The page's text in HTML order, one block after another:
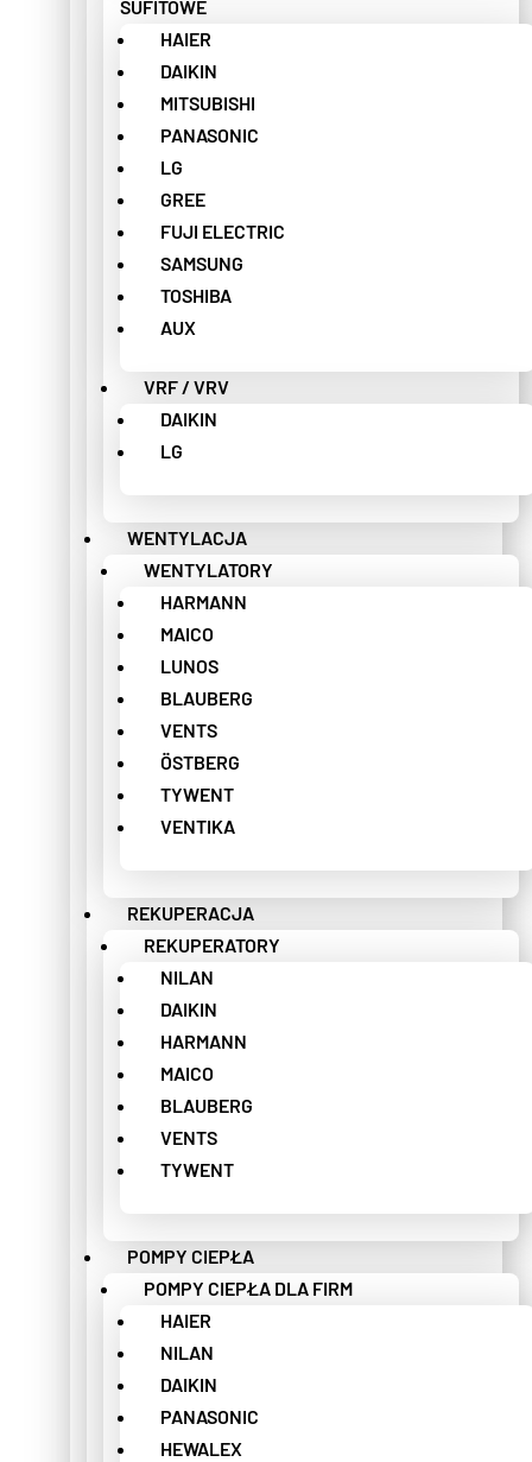
SUFITOWE
HAIER
DAIKIN
MITSUBISHI
PANASONIC
LG
GREE
FUJI ELECTRIC
SAMSUNG
TOSHIBA
AUX
VRF / VRV
DAIKIN
LG
WENTYLACJA
WENTYLATORY
HARMANN
MAICO
LUNOS
BLAUBERG
VENTS
ÖSTBERG
TYWENT
VENTIKA
REKUPERACJA
REKUPERATORY
NILAN
DAIKIN
HARMANN
MAICO
BLAUBERG
VENTS
TYWENT
POMPY CIEPŁA
POMPY CIEPŁA DLA FIRM
HAIER
NILAN
DAIKIN
PANASONIC
HEWALEX